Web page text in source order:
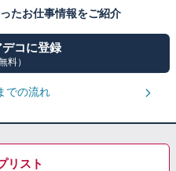
たお仕事情報をご紹介
デコに登録
料）
での流れ
リスト